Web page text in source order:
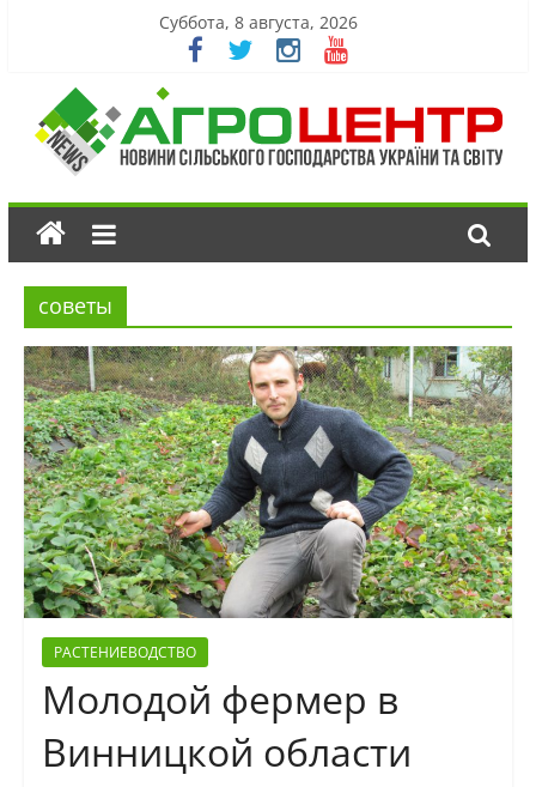
Суббота, 8 августа, 2026
советы
РАСТЕНИЕВОДСТВО
Молодой фермер в
Винницкой области